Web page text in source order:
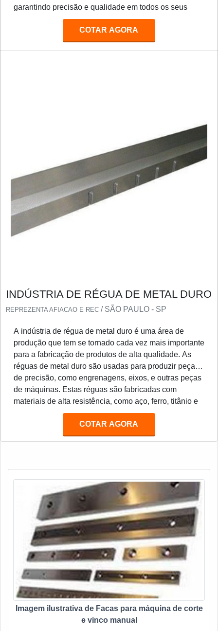
garantindo precisão e qualidade em todos os seus
projetos. Além disso, oferecemos preços competitivos
e entrega rápida para todos os nossos clientes.
COTAR AGORA
INDÚSTRIA DE RÉGUA DE METAL DURO
REPREZENTA AFIACAO E REC / SÃO PAULO - SP
A indústria de régua de metal duro é uma área de
produção que tem se tornado cada vez mais importante
para a fabricação de produtos de alta qualidade. As
réguas de metal duro são usadas para produzir peças
de precisão, como engrenagens, eixos, e outras peças
de máquinas. Estas réguas são fabricadas com
materiais de alta resistência, como aço, ferro, titânio e
outros metais duros. Estes materiais são resistentes ao
desgaste e à corrosão, o que torna as réguas de metal
duro ideais para a produção de peças de precisão.
necessidade de manutenção.
COTAR AGORA
Imagem ilustrativa de Facas para máquina de corte
e vinco manual